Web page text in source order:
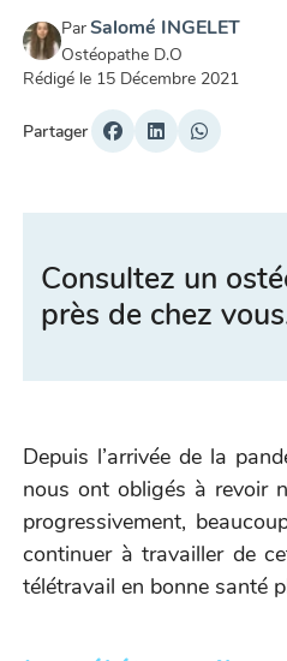
ParSalomé INGELET
Ostéopathe D.O
Rédigé le 15 Décembre 2021
Partager
Consultez un
près de chez
Depuis l’arrivée de la
nous ont obligés à revoir
progressivement,
continuer à travailler de
télétravail en bonne santé